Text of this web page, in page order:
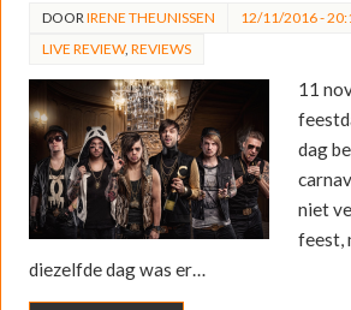
DOOR IRENE THEUNISSEN
12/11/2016 -
LIVE REVIEW, REVIEWS
11
dag
niet
feest,
diezelfde dag was er…